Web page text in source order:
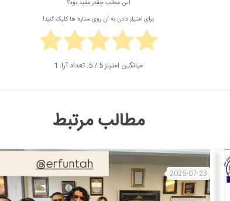
این مطلب چقدر مفید بود؟
برای امتیاز دادن به آن روی ستاره ها کلیک کنید!
میانگین امتیاز5 / 5. تعداد آرا: 1
مطالب مرتبط
2025-07-23